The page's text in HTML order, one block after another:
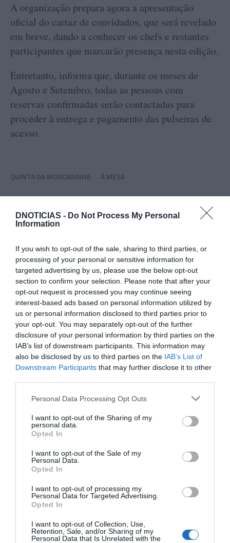
DNOTICIAS - Do Not Process My Personal
Information
If you wish to opt-out of the sale, sharing to third parties, or
processing of your personal or sensitive information for
targeted advertising by us, please use the below opt-out
section to confirm your selection. Please note that after your
opt-out request is processed you may continue seeing
interest-based ads based on personal information utilized by
us or personal information disclosed to third parties prior to
your opt-out. You may separately opt-out of the further
disclosure of your personal information by third parties on the
IAB’s list of downstream participants. This information may
also be disclosed by us to third parties on the IAB’s List of
Downstream Participants that may further disclose it to other
Please note that this website/app uses one or more Google
not limited to your visit or usage behaviour. You may click to
grant or deny consent to Google and its third-party tags to
use your data for below specified purposes in below Google
consent section.
Personal Data Processing Opt Outs
I want to opt-out of the Sharing of my
personal data.
Opted In
I want to opt-out of the Sale of my
Personal Data.
Opted In
I want to opt-out of processing my
Personal Data for Targeted Advertising.
Opted In
I want to opt-out of Collection, Use,
Retention, Sale, and/or Sharing of my
Personal Data that Is Unrelated with the
A organização prepara agora a apresentação
oficial do cartaz de convidados, que será revelado
em breve, dando a conhecer os chefs e restantes
participantes que marcarão presença nesta edição.
Entretanto, informa que, durante os meses de
Agosto e Setembro, todas as pessoas com
reservas confirmadas serão contactadas para
proceder à entrega e pagamento das pulseiras de
acesso.
QUINTA DA MOSCADINHA À MESA
Últimas
ROTEIRO
Mariano regressa ao Marginal e Summer Jam anima o
Jam este Sábado
CRISTIANO RONALDO
“Muda o corpo de todas as mulheres”
PRODUTOS E MARCAS
Conheça a programação de fim-de-semana dos hotéis
da colecção Savoy Signature